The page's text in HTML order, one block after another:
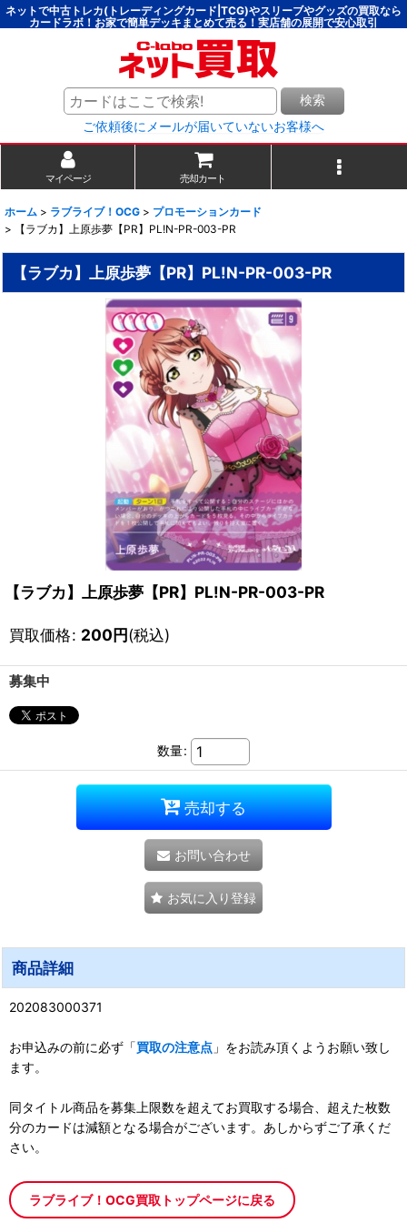
ネットで中古トレカ(トレーディングカード|TCG)やスリーブやグッズの買取なら
カードラボ！お家で簡単デッキまとめて売る！実店舗の展開で安心取引
検索
ご依頼後にメールが届いていないお客様へ
マイページ 売却カート
ホーム > ラブライブ！OCG > プロモーションカード
>
【ラブカ】上原歩夢【PR】PL!N-PR-003-PR
【ラブカ】上原歩夢【PR】PL!N-PR-003-PR
【ラブカ】上原歩夢【PR】PL!N-PR-003-PR
買取価格: 200円(税込)
募集中
数量:
売却する
お問い合わせ
お気に入り登録
商品詳細
202083000371
お申込みの前に必ず「買取の注意点 」をお読み頂くようお願い致し
ます。
同タイトル商品を募集上限数を超えてお買取する場合、超えた枚数
分のカードは減額となる場合がございます。あしからずご了承くだ
さい。
ラブライブ！OCG買取トップページに戻る